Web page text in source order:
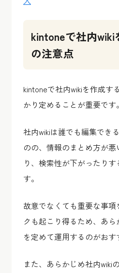
kintoneで社内
の注意点
kintoneで社内wikiを作成す
かり定めることが重要です。
社内wikiは誰でも編集でき
のの、情報のまとめ方が
り、検索性が下がったり
す。
故意でなくても重要な事
クも起こり得るため、あ
を定めて運用するのがおす
また、あらかじめ社内wiki